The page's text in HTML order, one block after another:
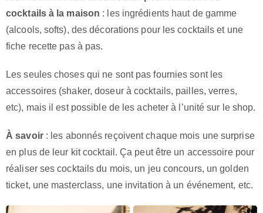
cocktails à la maison : les ingrédients haut de gamme
(alcools, softs), des décorations pour les cocktails et une
fiche recette pas à pas.
Les seules choses qui ne sont pas fournies sont les
accessoires (shaker, doseur à cocktails, pailles, verres,
etc), mais il est possible de les acheter à l’unité sur le shop.
À savoir: les abonnés reçoivent chaque mois une surprise
en plus de leur kit cocktail. Ça peut être un accessoire pour
réaliser ses cocktails du mois, un jeu concours, un golden
ticket, une masterclass, une invitation à un événement, etc.